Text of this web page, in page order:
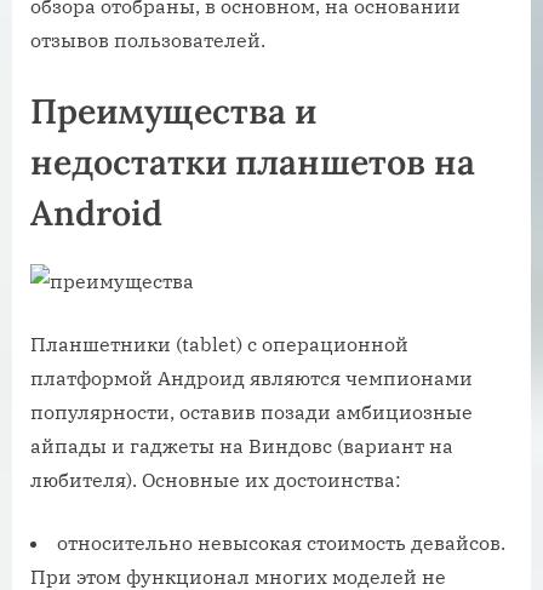
обзора отобраны, в основном, на основании
отзывов пользователей.
Преимущества и
недостатки планшетов на
Android
Планшетники (tablet) с операционной
платформой Андроид являются чемпионами
популярности, оставив позади амбициозные
айпады и гаджеты на Виндовс (вариант на
любителя). Основные их достоинства:
относительно невысокая стоимость девайсов.
При этом функционал многих моделей не